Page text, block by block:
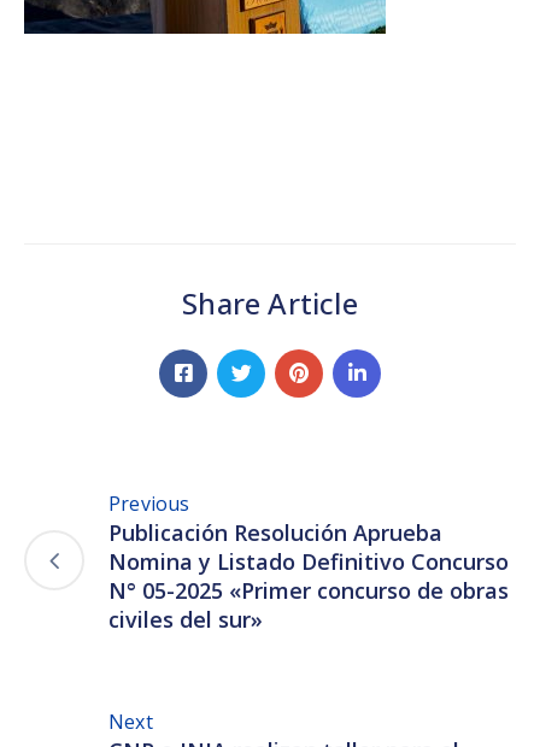
Share Article
Previous
Publicación Resolución Aprueba
Nomina y Listado Definitivo Concurso
N° 05-2025 «Primer concurso de obras
civiles del sur»
Next